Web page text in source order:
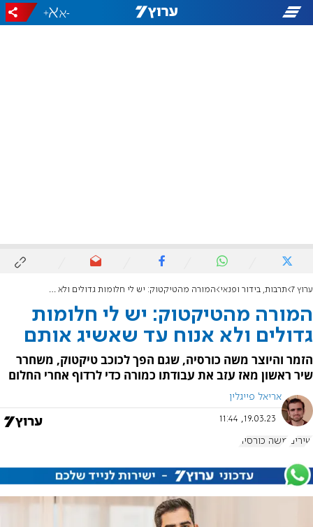
-
+
ערוץ 7 תרבות, בידור ופנאי המורה מהטיקטוק: יש לי חלומות גדולים ולא אנוח עד שאשיג אותם
המורה מהטיקטוק: יש לי חלומות
גדולים ולא אנוח עד שאשיג אותם
הזמר והיוצר משה כורסיה, שגם הפך לכוכב טיקטוק, משחרר
שיר ראשון מאז עזב את עבודתו כמורה כדי לרדוף אחרי החלום
אריאל פייגלין
19.03.23, 11:44
שירים משה כורסיה